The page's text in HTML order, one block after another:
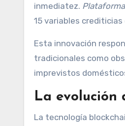
inmediatez.
15 variables
Esta innovación
tradicionales como
imprevistos
La evolución
La tecnología